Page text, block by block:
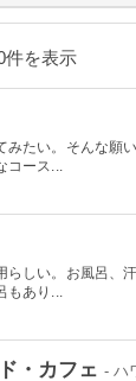
件を表示
たい。そんな願
コース...
しい。お風呂、
もあり...
・カフェ - ハ